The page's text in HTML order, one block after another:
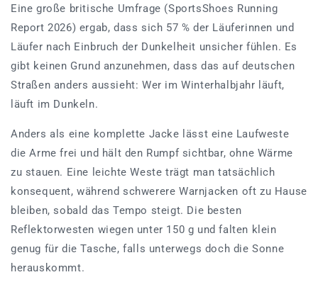
Eine große britische Umfrage (SportsShoes Running
Report 2026) ergab, dass sich 57 % der Läuferinnen und
Läufer nach Einbruch der Dunkelheit unsicher fühlen. Es
gibt keinen Grund anzunehmen, dass das auf deutschen
Straßen anders aussieht: Wer im Winterhalbjahr läuft,
läuft im Dunkeln.
Anders als eine komplette Jacke lässt eine Laufweste
die Arme frei und hält den Rumpf sichtbar, ohne Wärme
zu stauen. Eine leichte Weste trägt man tatsächlich
konsequent, während schwerere Warnjacken oft zu Hause
bleiben, sobald das Tempo steigt. Die besten
Reflektorwesten wiegen unter 150 g und falten klein
genug für die Tasche, falls unterwegs doch die Sonne
herauskommt.